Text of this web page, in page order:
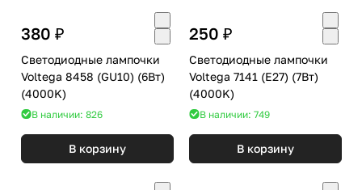
380 ₽
Светодиодные лампочки
Voltega 8458 (GU10) (6Вт)
(4000K)
В наличии: 826
В корзину
250 ₽
Светодиодные лампочки
Voltega 7141 (E27) (7Вт)
(4000K)
В наличии: 749
В корзину